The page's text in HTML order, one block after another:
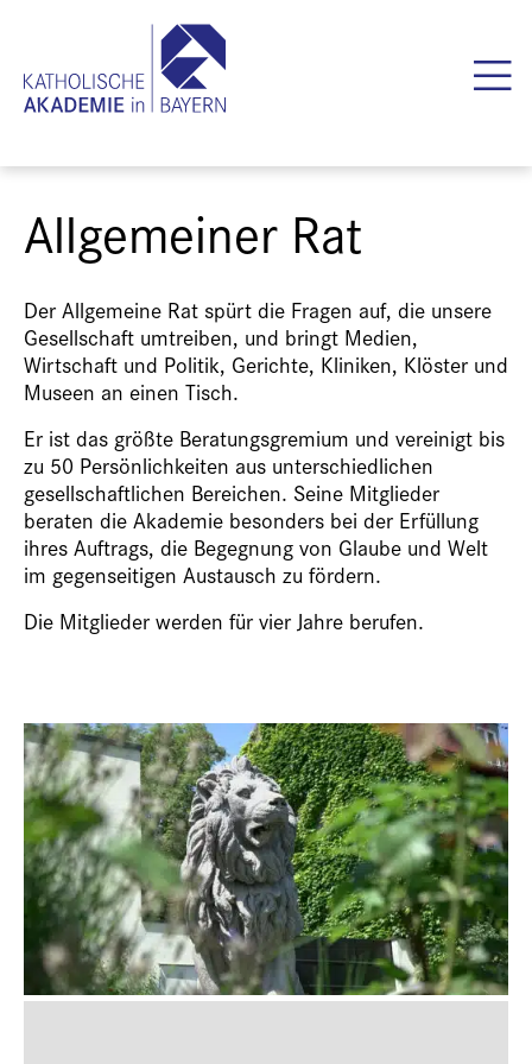
Allgemeiner Rat
Der Allgemeine Rat spürt die Fragen auf, die unsere
Gesellschaft umtreiben, und bringt Medien,
Wirtschaft und Politik, Gerichte, Kliniken, Klöster und
Museen an einen Tisch.
Er ist das größte Beratungsgremium und vereinigt bis
zu 50 Persönlichkeiten aus unterschiedlichen
gesellschaftlichen Bereichen. Seine Mitglieder
beraten die Akademie besonders bei der Erfüllung
ihres Auftrags, die Begegnung von Glaube und Welt
im gegenseitigen Austausch zu fördern.
Die Mitglieder werden für vier Jahre berufen.